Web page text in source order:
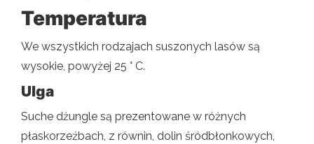
Temperatura
We wszystkich rodzajach suszonych lasów są
wysokie, powyżej 25 ° C.
Ulga
Suche dżungle są prezentowane w różnych
płaskorzeźbach, z równin, dolin śródbłonkowych,